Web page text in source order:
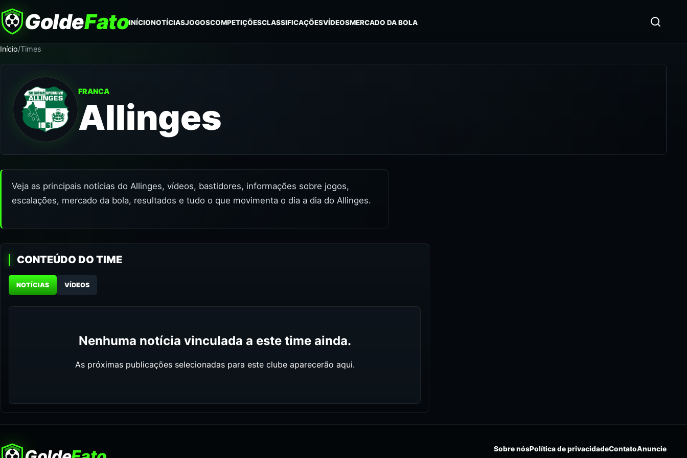
GoldeFatoINÍCIONOTÍCIASJOGOSCOMPETIÇÕESCLASSIFICAÇÕESVÍDEOSMERCADO DA BOLA
Início/Times
FRANCA
Allinges
Veja as principais notícias do Allinges, vídeos, bastidores, informações sobre jogos,
escalações, mercado da bola, resultados e tudo o que movimenta o dia a dia do Allinges.
CONTEÚDO DO TIME
NOTÍCIAS VÍDEOS
Nenhuma notícia vinculada a este time ainda.
As próximas publicações selecionadas para este clube aparecerão aqui.
Sobre nósPolítica de privacidadeContatoAnuncie